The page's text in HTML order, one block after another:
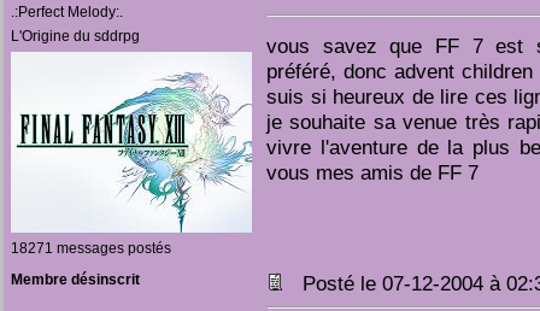
.:Perfect Melody:.
L'Origine du sddrpg
18271 messages postés
vous savez que FF 7 est
préféré, donc advent
suis si heureux de lire ces
je souhaite sa venue très
vivre l'aventure de la plus
vous mes amis de FF 7
Membre désinscrit Posté le 07-12-2004 à